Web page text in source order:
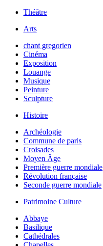
Théâtre
Arts
chant gregorien
Cinéma
Exposition
Louange
Musique
Peinture
Sculpture
Histoire
Archéologie
Commune de paris
Croisades
Moyen Âge
Première guerre mondiale
Révolution française
Seconde guerre mondiale
Patrimoine Culture
Abbaye
Basilique
Cathédrales